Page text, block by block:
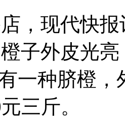
，现代快
子外皮光
一种脐橙
三斤。